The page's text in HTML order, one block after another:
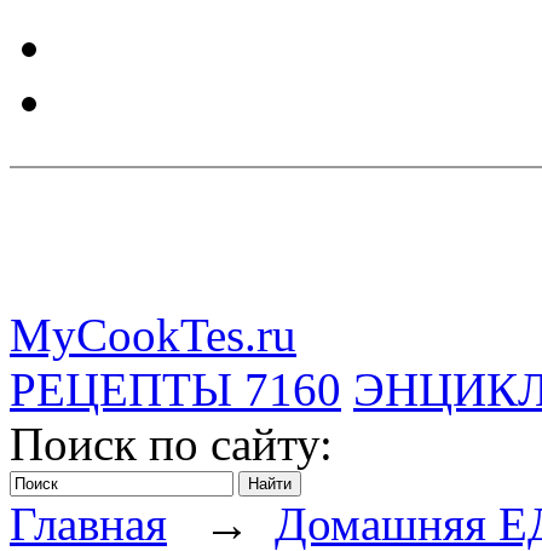
MyCookTes.ru
РЕЦЕПТЫ 7160
Поиск по сайту:
Главная → Домашняя